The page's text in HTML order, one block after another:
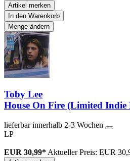
Artikel merken
In den Warenkorb
Menge ändern
Toby Lee
House On Fire (Limited
lieferbar innerhalb 2-3 Wochen
LP
EUR 30,99* Aktueller Preis: EUR